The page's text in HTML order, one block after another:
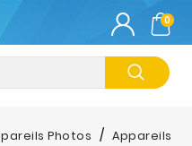
0
Photos
Appareils